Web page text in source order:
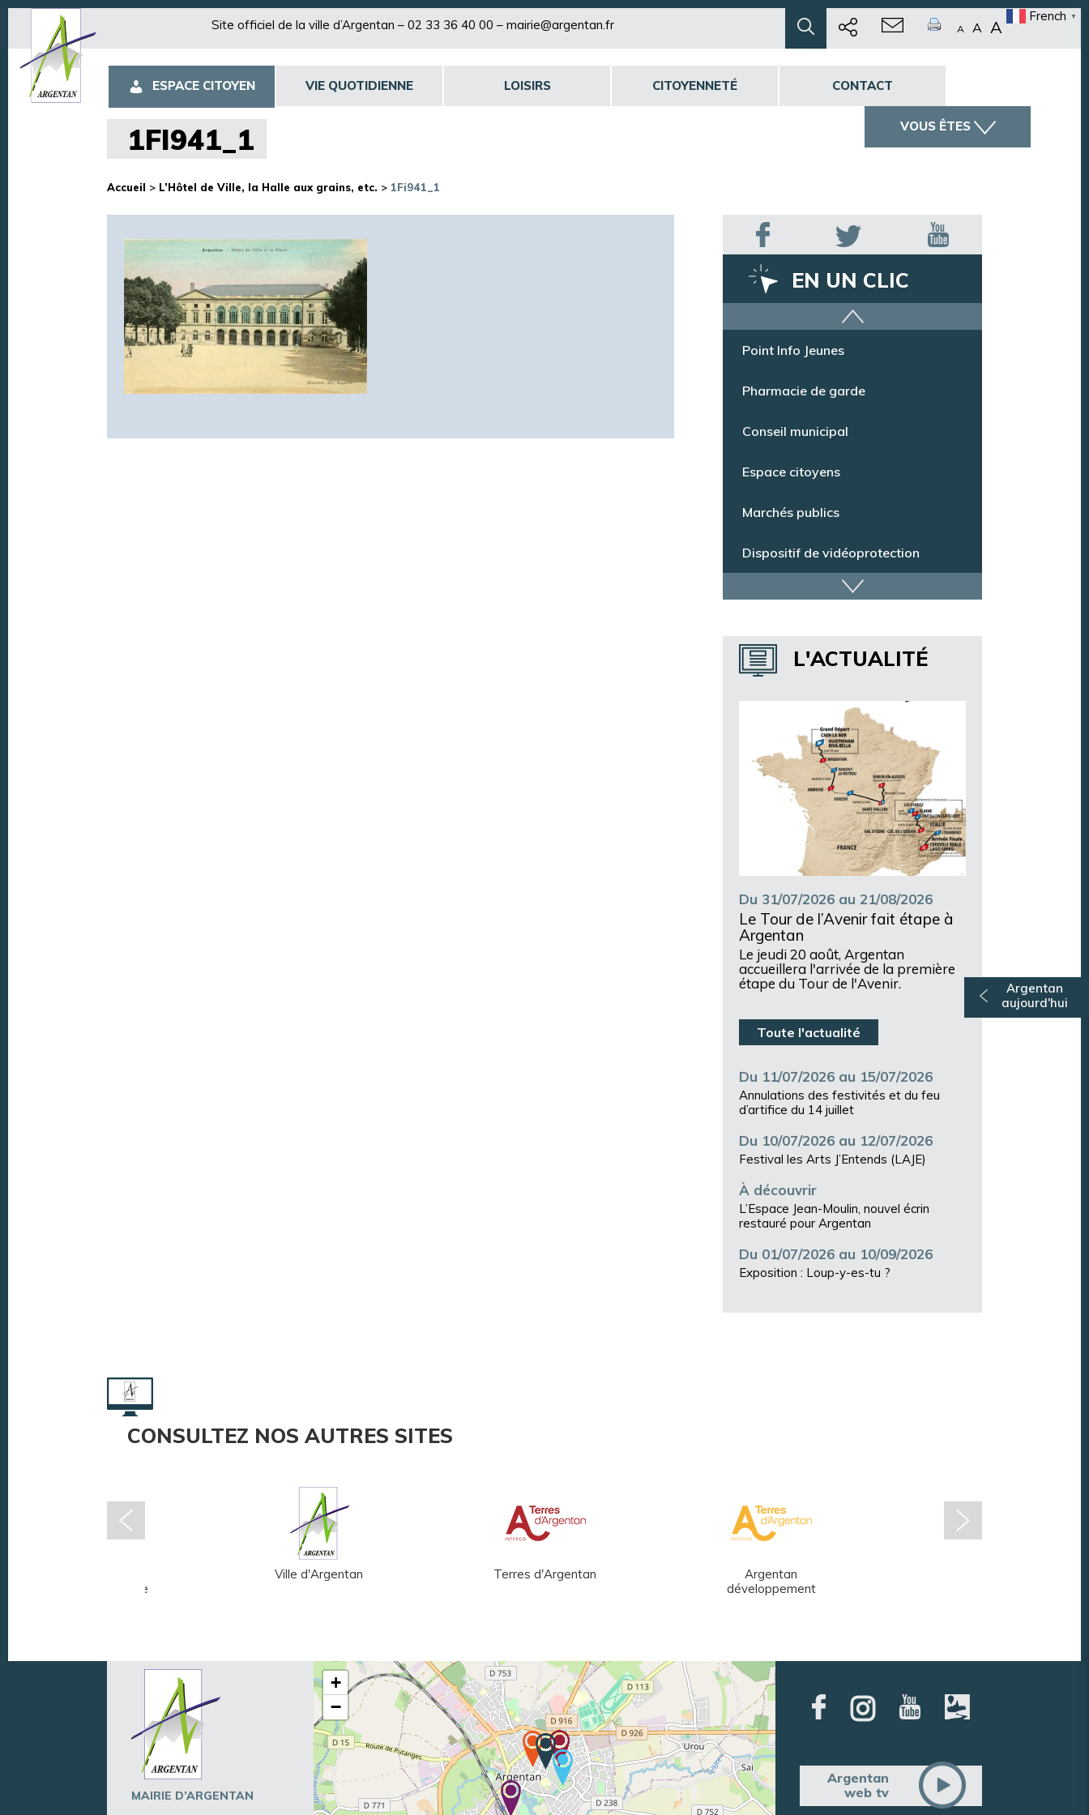
Site officiel de la ville d’Argentan – 02 33 36 40 00 – mairie@argentan.fr A A A
French ▼
ESPACE CITOYEN VIE QUOTIDIENNE LOISIRS CITOYENNETÉ CONTACT
VOUS ÊTES
Argentan
aujourd'hui
1FI941_1
Accueil > L’Hôtel de Ville, la Halle aux grains, etc. > 1Fi941_1
EN UN CLIC
Dispositif de vidéoprotection
Annuaire des associations
Argentan Aujourd’hui
L'ACTUALITÉ
Du 31/07/2026 au 21/08/2026
Le Tour de l’Avenir fait étape à
Argentan
Le jeudi 20 août, Argentan
accueillera l'arrivée de la première
étape du Tour de l'Avenir.
Toute l'actualité
Du 11/07/2026 au 15/07/2026
Annulations des festivités et du feu
d’artifice du 14 juillet
Du 10/07/2026 au 12/07/2026
Festival les Arts J’Entends (LAJE)
À découvrir
L’Espace Jean-Moulin, nouvel écrin
restauré pour Argentan
Du 01/07/2026 au 10/09/2026
Exposition : Loup-y-es-tu ?
CONSULTEZ NOS AUTRES SITES
Léger - André Mare
Ville d'Argentan Terres d'Argentan
Argentan
développement
MAIRIE D’ARGENTAN
+
−
Argentan
web tv